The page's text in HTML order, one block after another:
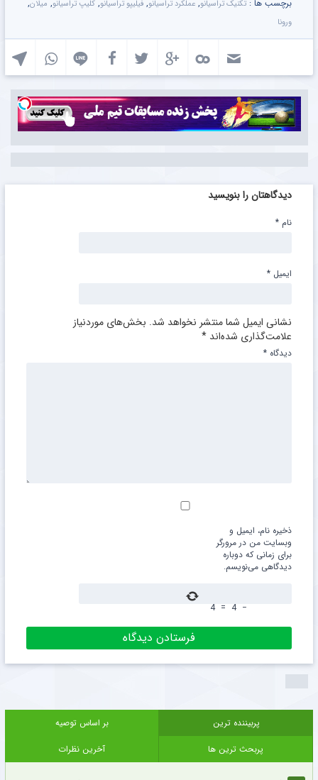
برچسب ها : تکنیک تراسیانو, عملکرد تراسیانو, فیلیپو تراسیانو, کلیپ تراسیانو, میلان,
ورونا
دیدگاهتان را بنویسید
نشانی ایمیل شما منتشر نخواهد شد. بخش‌های موردنیاز
علامت‌گذاری شده‌اند *
دیدگاه *
نام *
ایمیل *
ذخیره نام، ایمیل و
وبسایت من در مرورگر
برای زمانی که دوباره
دیدگاهی می‌نویسم.
−
4
=
4
پربیننده ترین
بر اساس توصیه
پربحث ترین ها
آخرین نظرات